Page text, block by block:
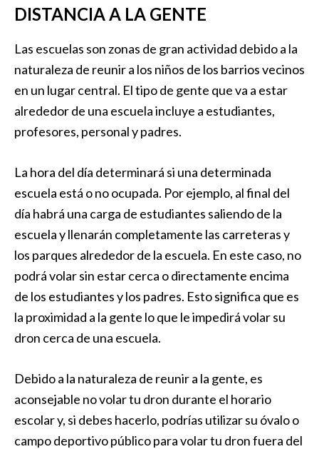
DISTANCIA A LA GENTE
Las escuelas son zonas de gran actividad debido a la
naturaleza de reunir a los niños de los barrios vecinos
en un lugar central. El tipo de gente que va a estar
alrededor de una escuela incluye a estudiantes,
profesores, personal y padres.
La hora del día determinará si una determinada
escuela está o no ocupada. Por ejemplo, al final del
día habrá una carga de estudiantes saliendo de la
escuela y llenarán completamente las carreteras y
los parques alrededor de la escuela. En este caso, no
podrá volar sin estar cerca o directamente encima
de los estudiantes y los padres. Esto significa que es
la proximidad a la gente lo que le impedirá volar su
dron cerca de una escuela.
Debido a la naturaleza de reunir a la gente, es
aconsejable no volar tu dron durante el horario
escolar y, si debes hacerlo, podrías utilizar su óvalo o
campo deportivo público para volar tu dron fuera del